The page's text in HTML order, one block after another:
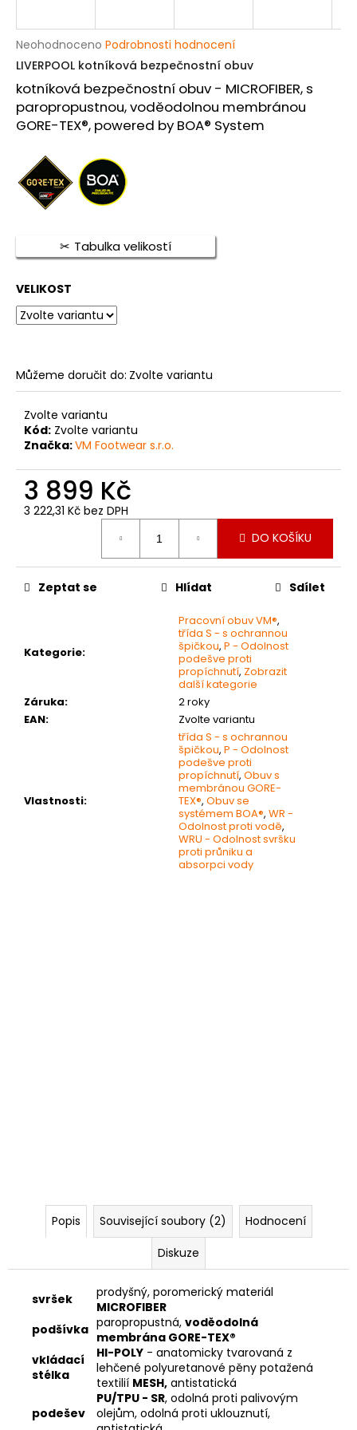
Průměrné
hodnocení
produktu
je
0,0
z
5
Neohodnoceno Podrobnosti hodnocení
LIVERPOOL kotníková bezpečnostní obuv
kotníková bezpečnostní obuv - MICROFIBER, s
paropropustnou, voděodolnou membránou
GORE-TEX®, powered by BOA® System
Tabulka velikostí
VELIKOST
Můžeme doručit do: Zvolte variantu
Zvolte variantu
Kód: Zvolte variantu
Značka:VM Footwear s.r.o.
3 899 Kč
3 222,31 Kč bez DPH
DO KOŠÍKU
Kategorie:
Pracovní obuv VM®,
třída S - s ochrannou
špičkou, P - Odolnost
podešve proti
propíchnutí, Zobrazit
další kategorie
Záruka:
2 roky
EAN: Zvolte variantu
Vlastnosti:
třída S - s ochrannou
špičkou, P - Odolnost
podešve proti
propíchnutí, Obuv s
membránou GORE-
TEX®, Obuv se
systémem BOA®, WR -
Odolnost proti vodě,
WRU - Odolnost svršku
proti průniku a
absorpci vody
Zeptat se Hlídat Sdílet
Popis Související soubory (2)
Hodnocení
Diskuze
svršek
prodyšný, poromerický materiál
MICROFIBER
podšívka paropropustná, voděodolná
membrána GORE-TEX®
vkládací
stélka
HI-POLY - anatomicky tvarovaná z
lehčené polyuretanové pěny potažená
textilií MESH, antistatická
podešev
PU/TPU - SR, odolná proti palivovým
olejům, odolná proti uklouznutí,
j
í
t
?
D
p
o
r
u
j
e
m
e
VKLÁDACÍ
STÉLKA
124
Kč